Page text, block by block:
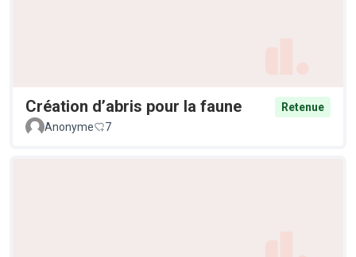
Création d’abris pour la faune
Retenue
Anonyme
7